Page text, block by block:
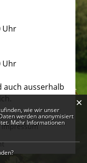
Uhr
Uhr
auch ausserhalb
Impressum
wie wir unser
werden anonymisiert
Mehr Informationen
×